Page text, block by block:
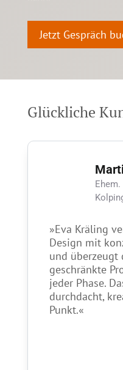
Jetzt Gespräch
Glückliche
»Eva Kräling
Design mit
und
geschränkte
jeder Phase.
durchdacht,
Punkt.«